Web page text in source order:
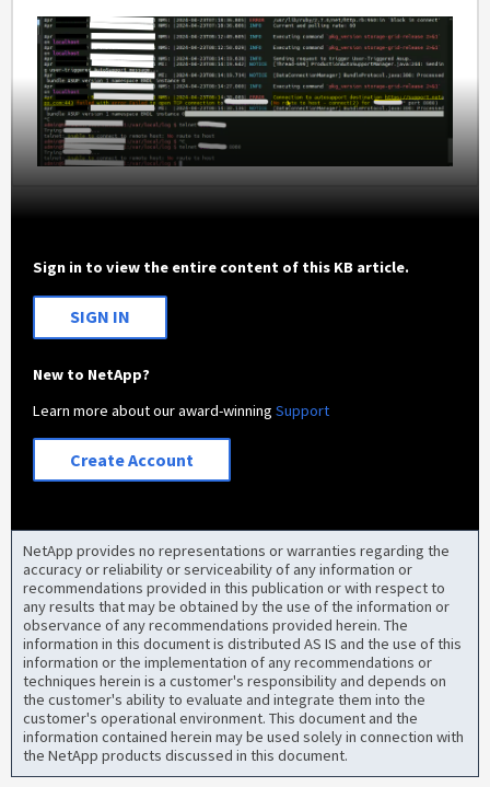
Sign in to view the entire content of this KB article.
SIGN IN
New to NetApp?
Learn more about our award-winningSupport
Create Account
NetApp provides no representations or warranties regarding the
accuracy or reliability or serviceability of any information or
recommendations provided in this publication or with respect to
any results that may be obtained by the use of the information or
observance of any recommendations provided herein. The
information in this document is distributed AS IS and the use of this
information or the implementation of any recommendations or
techniques herein is a customer's responsibility and depends on
the customer's ability to evaluate and integrate them into the
customer's operational environment. This document and the
information contained herein may be used solely in connection with
the NetApp products discussed in this document.